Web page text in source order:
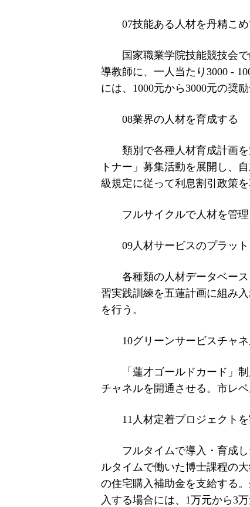
07技能ある人材を丹精こ
国家職業学院技能競技会
導教師に、一人当たり3000 -
には、1000元から3000元の奨励
08業界の人材を育成する
類別で各種人材育成計画
トナー」募集活動を展開し、
級規定に従って利息割引政策
フルサイクルで人材を管
09人材サービスのプラッ
各種類の人材データベー
習実践訓練を五蓮計画に組み
を行う。
10グリーンサービスチャ
「蓮才ゴールドカード」
チャネルを開通させる。市レ
11人材定着プロジェクト
フルタイムで導入・育成
ルタイムで働いた博士課程の
の住宅購入補助金を支給する
入する場合には、1万元から3